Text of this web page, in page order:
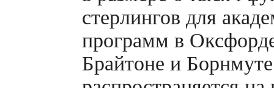
стерлингов для
программ в
Брайтоне и